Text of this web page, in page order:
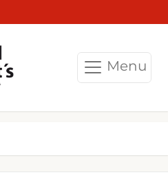
Menu